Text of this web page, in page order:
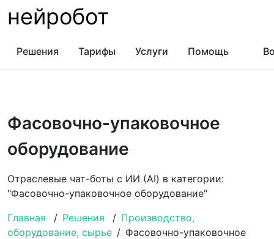
нейробот
Решения Тарифы Услуги Помощь
Фасовочно-упаковочное
оборудование
Отраслевые чат-боты с ИИ (AI) в категории:
"Фасовочно-упаковочное оборудование"
Главная
/ Решения / Производство,
оборудование, сырье / Фасовочно-упаковочное